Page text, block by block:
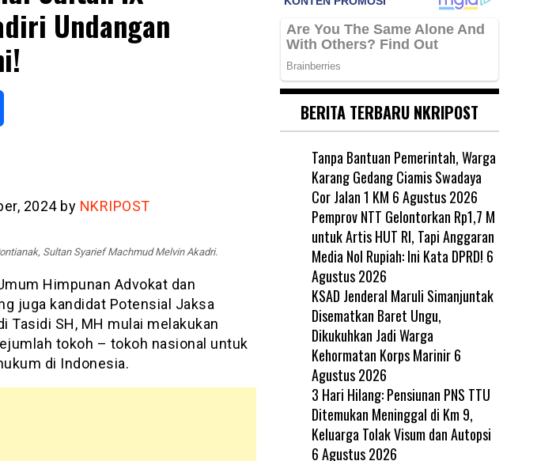
Undangan
2024 by NKRIPOST
Sultan Syarief Machmud Melvin Akadri.
Himpunan Advokat dan
juga kandidat Potensial Jaksa
Tasidi SH, MH mulai melakukan
tokoh – tokoh nasional untuk
di Indonesia.
BERITA TERBARU NKRIPOST
Tanpa Bantuan Pemerintah, Warga
Karang Gedang Ciamis Swadaya
Cor Jalan 1 KM 6 Agustus 2026
Pemprov NTT Gelontorkan Rp1,7 M
untuk Artis HUT RI, Tapi Anggaran
Media Nol Rupiah: Ini Kata DPRD! 6
Agustus 2026
KSAD Jenderal Maruli Simanjuntak
Disematkan Baret Ungu,
Dikukuhkan Jadi Warga
Kehormatan Korps Marinir 6
Agustus 2026
3 Hari Hilang: Pensiunan PNS TTU
Ditemukan Meninggal di Km 9,
Keluarga Tolak Visum dan Autopsi
6 Agustus 2026